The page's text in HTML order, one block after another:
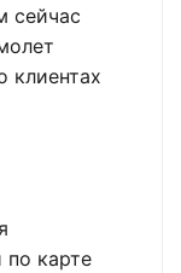
сейчас
клиентах
по карте